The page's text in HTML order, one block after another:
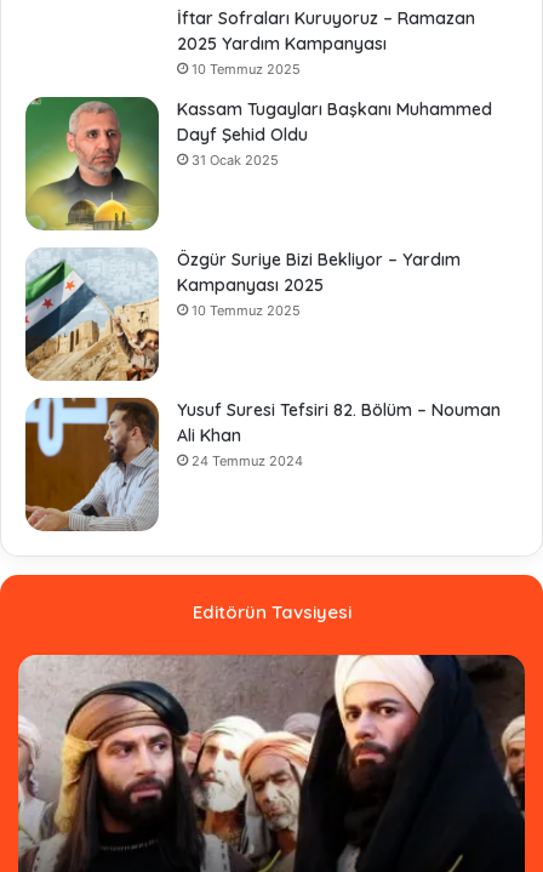
İftar Sofraları Kuruyoruz – Ramazan
2025 Yardım Kampanyası
10 Temmuz 2025
Kassam Tugayları Başkanı Muhammed
Dayf Şehid Oldu
31 Ocak 2025
Özgür Suriye Bizi Bekliyor – Yardım
Kampanyası 2025
10 Temmuz 2025
Yusuf Suresi Tefsiri 82. Bölüm – Nouman
Ali Khan
24 Temmuz 2024
Editörün Tavsiyesi